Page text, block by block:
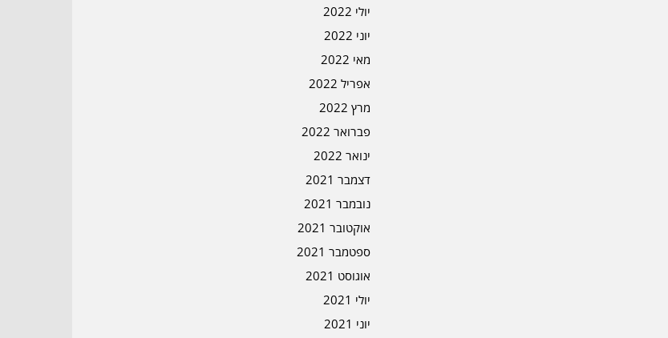
יולי 2022
יוני 2022
מאי 2022
אפריל 2022
מרץ 2022
פברואר 2022
ינואר 2022
דצמבר 2021
נובמבר 2021
אוקטובר 2021
ספטמבר 2021
אוגוסט 2021
יולי 2021
יוני 2021